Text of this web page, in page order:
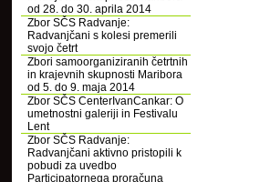
od 28. do 30. aprila 2014
Zbor SČS Radvanje:
Radvanjčani s kolesi premerili
svojo četrt
Zbori samoorganiziranih četrtnih
in krajevnih skupnosti Maribora
od 5. do 9. maja 2014
Zbor SČS CenterIvanCankar: O
umetnostni galeriji in Festivalu
Lent
Zbor SČS Radvanje:
Radvanjčani aktivno pristopili k
pobudi za uvedbo
Participatornega proračuna